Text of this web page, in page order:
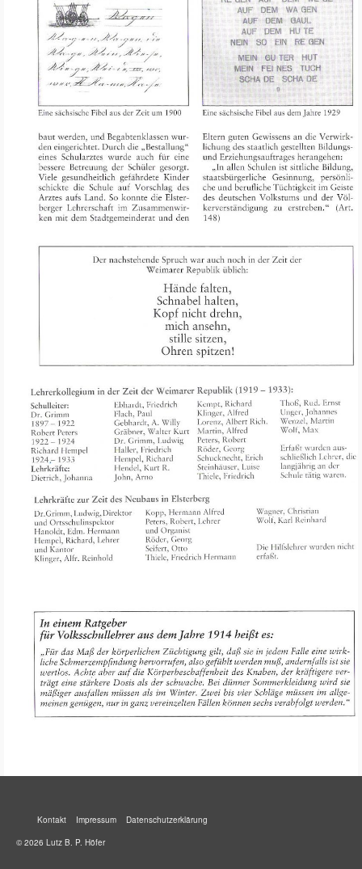
Kontakt Impressum
Datenschutzerklärung
© 2026 Lutz B. P. Höfer